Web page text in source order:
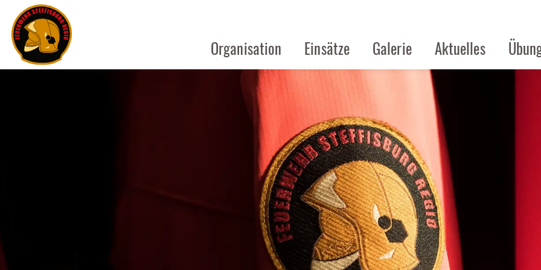
Organisation Einsätze Galerie Aktuelles